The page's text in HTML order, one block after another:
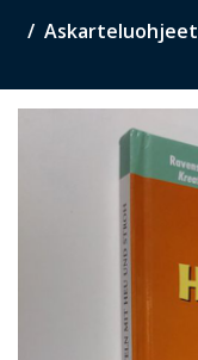
Askarteluohjeet